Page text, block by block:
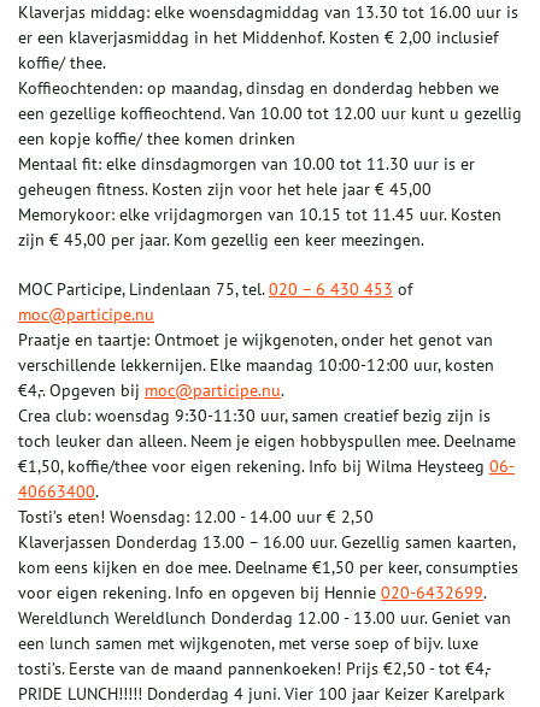
Klaverjas middag: elke woensdagmiddag van 13.30 tot 16.00 uur is
er een klaverjasmiddag in het Middenhof. Kosten € 2,00 inclusief
koffie/ thee.
Koffieochtenden: op maandag, dinsdag en donderdag hebben we
een gezellige koffieochtend. Van 10.00 tot 12.00 uur kunt u gezellig
een kopje koffie/ thee komen drinken
Mentaal fit: elke dinsdagmorgen van 10.00 tot 11.30 uur is er
geheugen fitness. Kosten zijn voor het hele jaar € 45,00
Memorykoor: elke vrijdagmorgen van 10.15 tot 11.45 uur. Kosten
zijn € 45,00 per jaar. Kom gezellig een keer meezingen.
MOC Participe, Lindenlaan 75, tel.020 – 6 430 453 of
moc@participe.nu
Praatje en taartje: Ontmoet je wijkgenoten, onder het genot van
verschillende lekkernijen. Elke maandag 10:00-12:00 uur, kosten
€4,-. Opgeven bij moc@participe.nu.
Crea club: woensdag 9:30-11:30 uur, samen creatief bezig zijn is
toch leuker dan alleen. Neem je eigen hobbyspullen mee. Deelname
€1,50, koffie/thee voor eigen rekening. Info bij Wilma Heysteeg 06-
40663400.
Tosti’s eten! Woensdag: 12.00 - 14.00 uur € 2,50
Klaverjassen Donderdag 13.00 – 16.00 uur. Gezellig samen kaarten,
kom eens kijken en doe mee. Deelname €1,50 per keer, consumpties
voor eigen rekening. Info en opgeven bij Hennie 020-6432699.
Wereldlunch Wereldlunch Donderdag 12.00 - 13.00 uur. Geniet van
een lunch samen met wijkgenoten, met verse soep of bijv. luxe
tosti’s. Eerste van de maand pannenkoeken! Prijs €2,50 - tot €4,-
PRIDE LUNCH!!!!! Donderdag 4 juni. Vier 100 jaar Keizer Karelpark